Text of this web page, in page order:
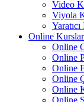
Video
Viyola
Online Kurslar
Online
Online
Online
Online
Online
Online